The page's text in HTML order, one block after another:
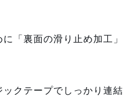
「裏面の滑り止め加工」
クテープでしっかり連結